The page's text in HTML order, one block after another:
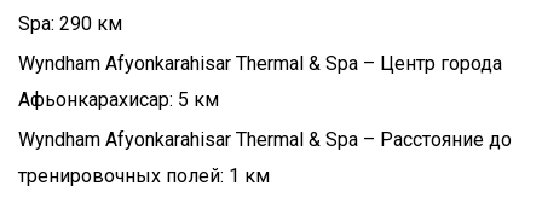
Spa: 290 км
Wyndham Afyonkarahisar Thermal & Spa – Центр города
Афьонкарахисар: 5 км
Wyndham Afyonkarahisar Thermal & Spa – Расстояние до
тренировочных полей: 1 км